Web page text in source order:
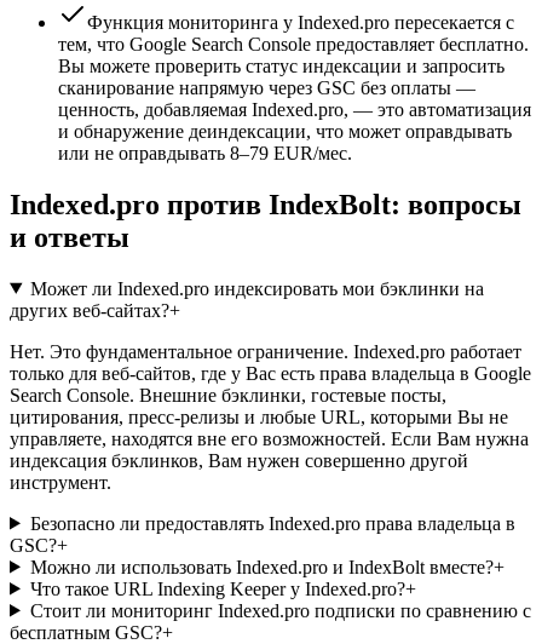
Функция мониторинга у Indexed.pro пересекается с
тем, что Google Search Console предоставляет бесплатно.
Вы можете проверить статус индексации и запросить
сканирование напрямую через GSC без оплаты —
ценность, добавляемая Indexed.pro, — это автоматизация
и обнаружение деиндексации, что может оправдывать
или не оправдывать 8–79 EUR/мес.
Indexed.pro против IndexBolt: вопросы
и ответы
Может ли Indexed.pro индексировать мои бэклинки на
других веб-сайтах?+
Нет. Это фундаментальное ограничение. Indexed.pro работает
только для веб-сайтов, где у Вас есть права владельца в Google
Search Console. Внешние бэклинки, гостевые посты,
цитирования, пресс-релизы и любые URL, которыми Вы не
управляете, находятся вне его возможностей. Если Вам нужна
индексация бэклинков, Вам нужен совершенно другой
инструмент.
Безопасно ли предоставлять Indexed.pro права владельца в
GSC?+
Можно ли использовать Indexed.pro и IndexBolt вместе?+
Что такое URL Indexing Keeper у Indexed.pro?+
Стоит ли мониторинг Indexed.pro подписки по сравнению с
бесплатным GSC?+